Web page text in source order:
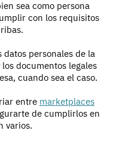
sea como persona
con los requisitos
personales de la
documentos legales
cuando sea el caso.
entre marketplaces
de cumplirlos en
varios.